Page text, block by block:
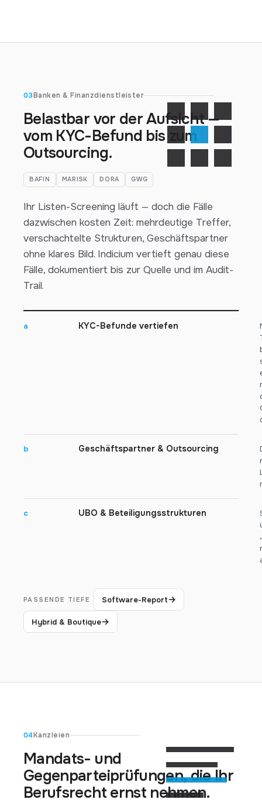
03Banken & Finanzdienstleister
Belastbar vor der Aufsicht —
vom KYC-Befund bis zum
Outsourcing.
BAFIN MARISK DORA GWG
Ihr Listen-Screening läuft — doch die Fälle
dazwischen kosten Zeit: mehrdeutige Treffer,
verschachtelte Strukturen, Geschäftspartner
ohne klares Bild. Indicium vertieft genau diese
Fälle, dokumentiert bis zur Quelle und im Audit-
Trail.
a KYC-Befunde vertiefen
b Geschäftspartner & Outsourcing
c UBO & Beteiligungsstrukturen
PASSENDE TIEFE Software-Report→
Hybrid & Boutique→
04Kanzleien
Mandats- und
Gegenparteiprüfungen, die Ihr
Berufsrecht ernst nehmen.